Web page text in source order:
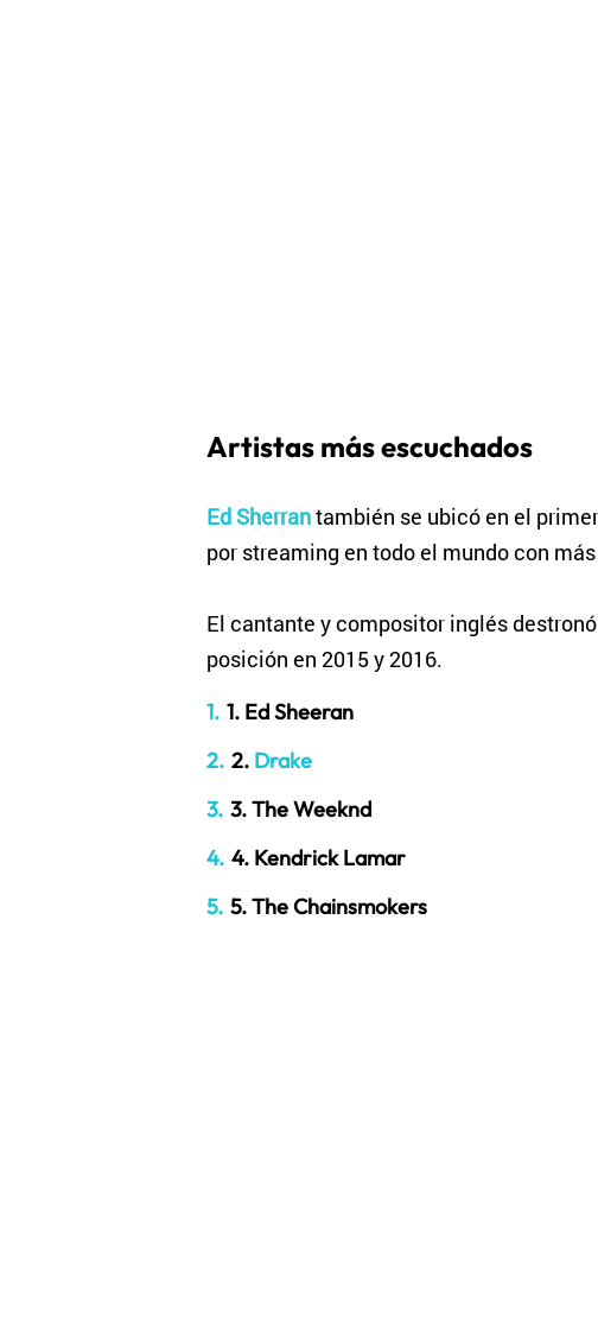
Artistas más escuchados
Ed Sherrantambién se ubicó en el
por streaming en todo el mundo con
El cantante y compositor inglés
posición en 2015 y 2016.
1. Ed Sheeran
2. Drake
3. The Weeknd
4. Kendrick Lamar
5. The Chainsmokers